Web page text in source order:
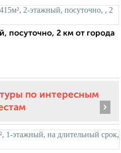
посуточно, 2 км от города
по интересным
›